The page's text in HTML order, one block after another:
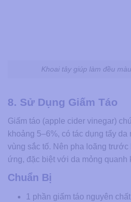
Khoai tây giúp làm đều
8. Sử Dụng Giấm Táo
Giấm táo (apple cider vinegar)
khoảng 5–6%, có tác dụng tẩy
vùng sắc tố. Nên pha loãng trước
ứng, đặc biệt với da mỏng quanh
Chuẩn Bị
1 phần giấm táo nguyên chất